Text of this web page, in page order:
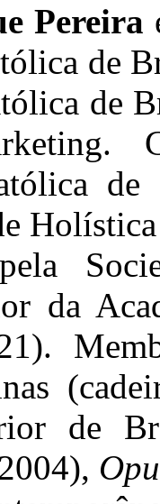
Pereira
de
de
da
de